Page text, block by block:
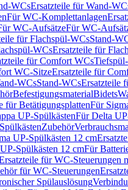
WCsErsatzteile für Wand-
Für WC-Komplettanlagen
WC-AufsätzeFür WC-
für Flachspül-WCsStand-
WCsErsatzteile für
für Comfort WCs
WC-SitzeErsatzteile für
WCsStand-WCsErsatzteile
BefestigungsmaterialBidets
für BetätigungsplattenFür
UP-SpülkästenFür Delta
Zubehör
UP-Spülkästen 12 cm
Spülkästen 12 cmFür
für WC-Steuerungen
für WC-Steuerungen
Spülauslösung